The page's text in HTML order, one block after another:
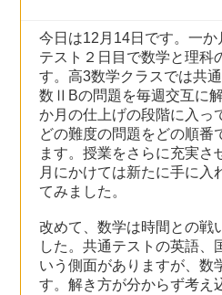
今日は12月14日です。一
テスト２日目で数学と理科
す。高3数学クラスでは共
数ⅡBの問題を毎週交互に
か月の仕上げの段階に入っ
どの難度の問題をどの順番
ます。授業をさらに充実さ
月にかけては新たに手に入
てみました。
改めて、数学は時間との戦
した。共通テストの英語、
いう側面がありますが、数
す。解き方が分からず考え